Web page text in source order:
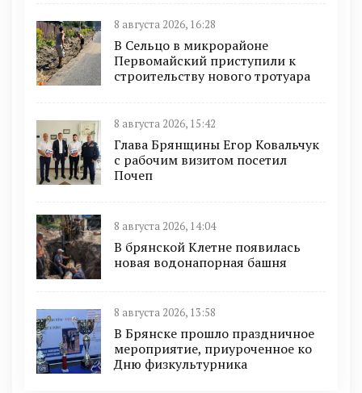
8 августа 2026, 16:28
В Сельцо в микрорайоне
Первомайский приступили к
строительству нового тротуара
8 августа 2026, 15:42
Глава Брянщины Егор Ковальчук
с рабочим визитом посетил
Почеп
8 августа 2026, 14:04
В брянской Клетне появилась
новая водонапорная башня
8 августа 2026, 13:58
В Брянске прошло праздничное
мероприятие, приуроченное ко
Дню физкультурника